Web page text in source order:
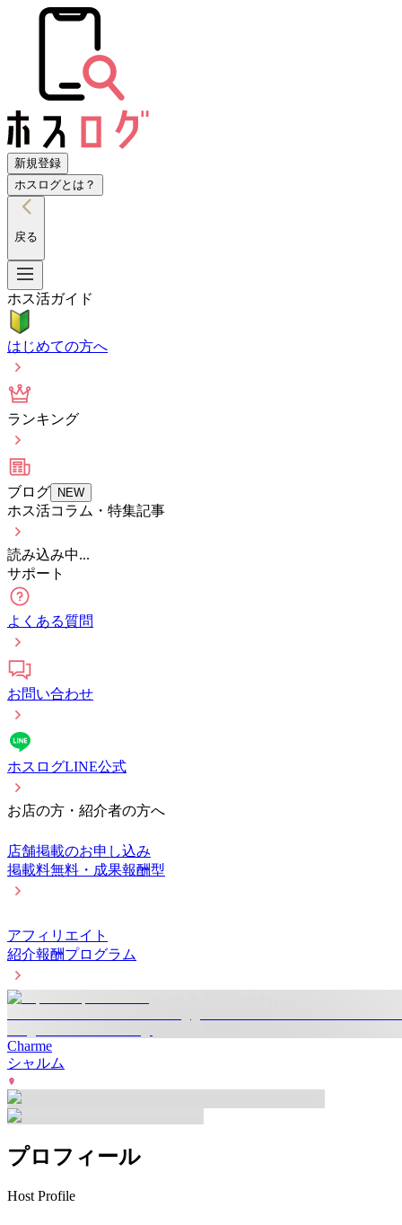
新規登録
ホスログとは？
戻る
ホス活ガイド
はじめての方へ
ランキング
ブログ NEW
ホス活コラム・特集記事
読み込み中...
サポート
よくある質問
お問い合わせ
ホスログLINE公式
お店の方・紹介者の方へ
店舗掲載のお申し込み
掲載料無料・成果報酬型
アフィリエイト
紹介報酬プログラム
Charme
シャルム
プロフィール
Host Profile